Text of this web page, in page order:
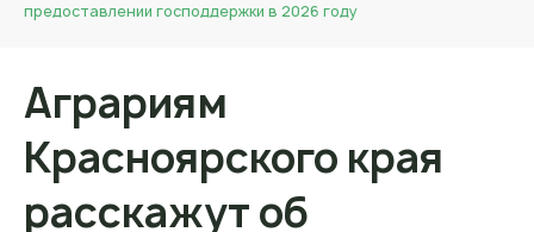
предоставлении господдержки в 2026 году
Аграриям
Красноярского края
расскажут об